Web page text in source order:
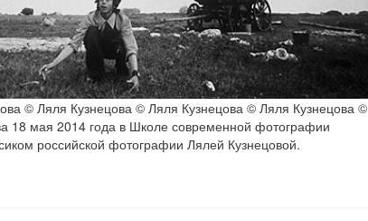
© Ляля Кузнецова © Ляля Кузнецова © Ляля Кузнецова ©
18 мая 2014 года в Школе современной фотографии
российской фотографии Лялей Кузнецовой.